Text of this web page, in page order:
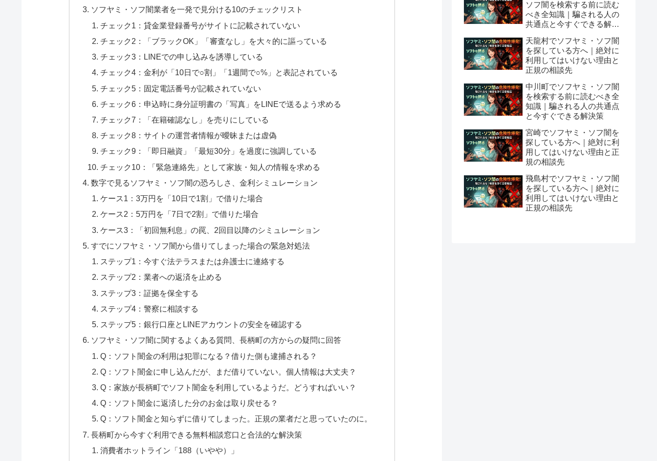
ソフヤミ・ソフ闇業者を一発で見分ける10のチェックリスト
チェック1：貸金業登録番号がサイトに記載されていない
チェック2：「ブラックOK」「審査なし」を大々的に謳っている
チェック3：LINEでの申し込みを誘導している
チェック4：金利が「10日で○割」「1週間で○%」と表記されている
チェック5：固定電話番号が記載されていない
チェック6：申込時に身分証明書の「写真」をLINEで送るよう求める
チェック7：「在籍確認なし」を売りにしている
チェック8：サイトの運営者情報が曖昧または虚偽
チェック9：「即日融資」「最短30分」を過度に強調している
チェック10：「緊急連絡先」として家族・知人の情報を求める
数字で見るソフヤミ・ソフ闇の恐ろしさ、金利シミュレーション
ケース1：3万円を「10日で1割」で借りた場合
ケース2：5万円を「7日で2割」で借りた場合
ケース3：「初回無利息」の罠、2回目以降のシミュレーション
すでにソフヤミ・ソフ闇から借りてしまった場合の緊急対処法
ステップ1：今すぐ法テラスまたは弁護士に連絡する
ステップ2：業者への返済を止める
ステップ3：証拠を保全する
ステップ4：警察に相談する
ステップ5：銀行口座とLINEアカウントの安全を確認する
ソフヤミ・ソフ闇に関するよくある質問、長柄町の方からの疑問に回答
Q：ソフト闇金の利用は犯罪になる？借りた側も逮捕される？
Q：ソフト闇金に申し込んだが、まだ借りていない。個人情報は大丈夫？
Q：家族が長柄町でソフト闇金を利用しているようだ。どうすればいい？
Q：ソフト闇金に返済した分のお金は取り戻せる？
Q：ソフト闇金と知らずに借りてしまった。正規の業者だと思っていたのに。
長柄町から今すぐ利用できる無料相談窓口と合法的な解決策
消費者ホットライン「188（いやや）」
ソフ闇を検索する前に読む
べき全知識｜騙される人の
共通点と今すぐできる解決
天龍村でソフヤミ・ソフ闇
を探している方へ｜絶対に
利用してはいけない理由と
正規の相談先
中川町でソフヤミ・ソフ闇
を検索する前に読むべき全
知識｜騙される人の共通点
と今すぐできる解決策
宮崎でソフヤミ・ソフ闇を
探している方へ｜絶対に利
用してはいけない理由と正
規の相談先
飛島村でソフヤミ・ソフ闇
を探している方へ｜絶対に
利用してはいけない理由と
正規の相談先